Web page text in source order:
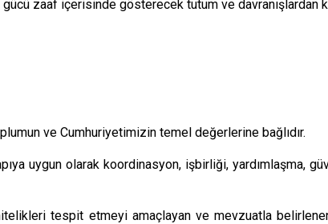
zaaf içerisinde gösterecek tutum ve davranışlardan
ve Cumhuriyetimizin temel değerlerine bağlıdır.
uygun olarak koordinasyon, işbirliği, yardımlaşma,
tespit etmeyi amaçlayan ve mevzuatla